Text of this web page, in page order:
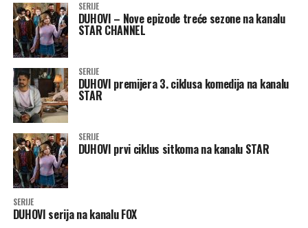
SERIJE
DUHOVI – Nove epizode treće sezone na kanalu
STAR CHANNEL
SERIJE
DUHOVI premijera 3. ciklusa komedija na kanalu
STAR
SERIJE
DUHOVI prvi ciklus sitkoma na kanalu STAR
SERIJE
DUHOVI serija na kanalu FOX